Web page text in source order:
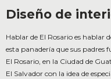
Diseño de
Hablar de El Rosario es hablar
esta panadería que sus padres
El Rosario, en la Ciudad de
El Salvador con la idea de